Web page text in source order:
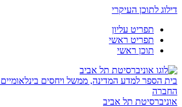
דילוג לתוכן העיקרי
תפריט עליון
תפריט ראשי
תוכן ראשי
בית הספר למדע המדינה, ממשל ויחסים בינלאומיים
החברה
אוניברסיטת תל אביב